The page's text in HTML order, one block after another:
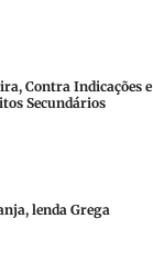
Contra Indicações e
Secundários
lenda Grega